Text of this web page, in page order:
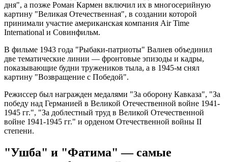
дня", а позже Роман Кармен включил их в многосерийную
картину "Великая Отечественная", в создании которой
принимали участие американская компания Air Time
International и Совинфильм.
В фильме 1943 года "Рыбаки-патриоты" Валиев объединил
две тематические линии — фронтовые эпизоды и кадры,
показывающие будни тружеников тыла, а в 1945-м снял
картину "Возвращение с Победой".
Режиссер был награжден медалями "За оборону Кавказа", "За
победу над Германией в Великой Отечественной войне 1941-
1945 гг.", "За доблестный труд в Великой Отечественной
войне 1941-1945 гг." и орденом Отечественной войны II
степени.
"Ушба" и "Фатима" — самые